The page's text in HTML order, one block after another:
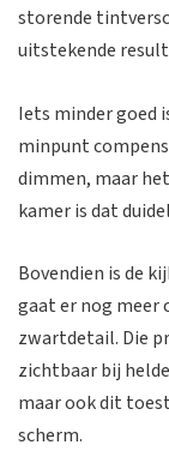
storende
uitstekende
Iets minder goed
minpunt
dimmen, maar
kamer is dat
Bovendien is de
gaat er nog meer
zwartdetail. Die
zichtbaar bij
maar ook dit
scherm.